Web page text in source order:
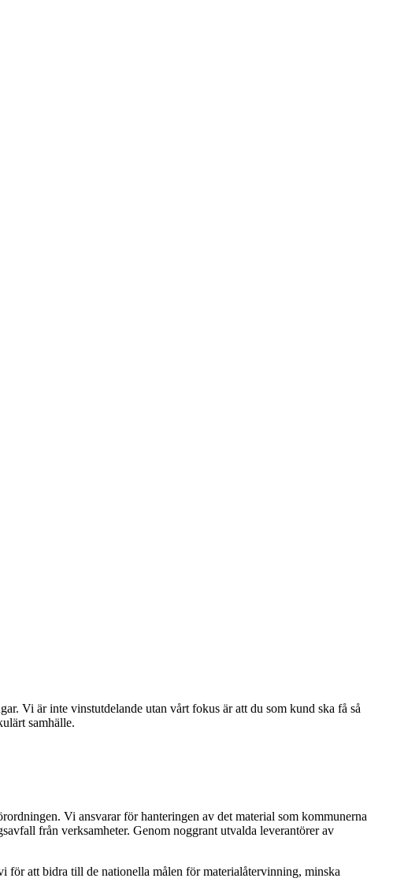
Vi är inte vinstutdelande utan vårt fokus är att du som kund ska få så
samhälle.
Vi ansvarar för hanteringen av det material som kommunerna
från verksamheter. Genom noggrant utvalda leverantörer av
för att bidra till de nationella målen för materialåtervinning, minska